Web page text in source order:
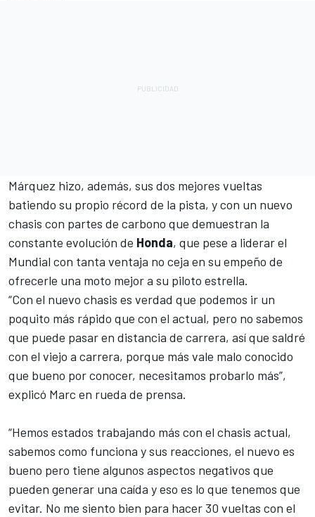
Márquez hizo, además, sus dos mejores vueltas
batiendo su propio récord de la pista, y con un nuevo
chasis con partes de carbono que demuestran la
constante evolución de Honda, que pese a liderar el
Mundial con tanta ventaja no ceja en su empeño de
ofrecerle una moto mejor a su piloto estrella.
“Con el nuevo chasis es verdad que podemos ir un
poquito más rápido que con el actual, pero no sabemos
que puede pasar en distancia de carrera, así que saldré
con el viejo a carrera, porque más vale malo conocido
que bueno por conocer, necesitamos probarlo más”,
explicó Marc en rueda de prensa.
“Hemos estados trabajando más con el chasis actual,
sabemos como funciona y sus reacciones, el nuevo es
bueno pero tiene algunos aspectos negativos que
pueden generar una caída y eso es lo que tenemos que
evitar. No me siento bien para hacer 30 vueltas con el